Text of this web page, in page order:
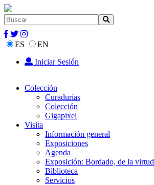
ES
EN
Iniciar Sesión
Colección
Curadurías
Colección
Gigapixel
Visita
Información general
Exposiciones
Agenda
Exposición: Bordado, de la virtud
Biblioteca
Servicios